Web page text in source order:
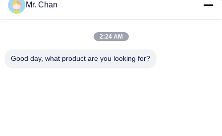
آدرس ما
Mr. Chan
2:24 AM
Good day, what product are you looking for?